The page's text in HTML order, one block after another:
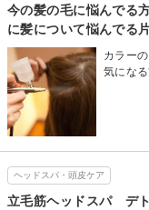
今の髪の毛に悩んでる
に髪について悩んでる
カラー
気にな
ヘッドスパ・頭皮ケア
立毛筋ヘッドスパ デ